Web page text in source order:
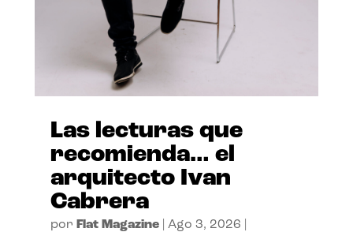
Las lecturas que
recomienda… el
arquitecto Ivan
Cabrera
por Flat Magazine| Ago 3, 2026